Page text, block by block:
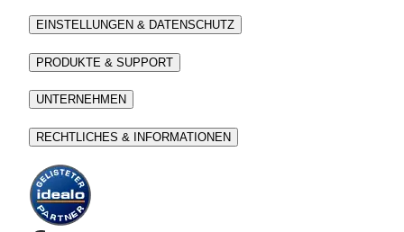
EINSTELLUNGEN & DATENSCHUTZ
PRODUKTE & SUPPORT
UNTERNEHMEN
RECHTLICHES & INFORMATIONEN